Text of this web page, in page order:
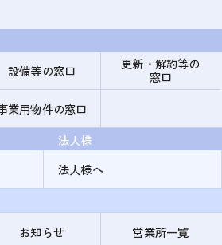
設備等の窓口
更新・解約等の
窓口
業用物件の窓口
法人様
法人様へ
お知らせ 営業所一覧